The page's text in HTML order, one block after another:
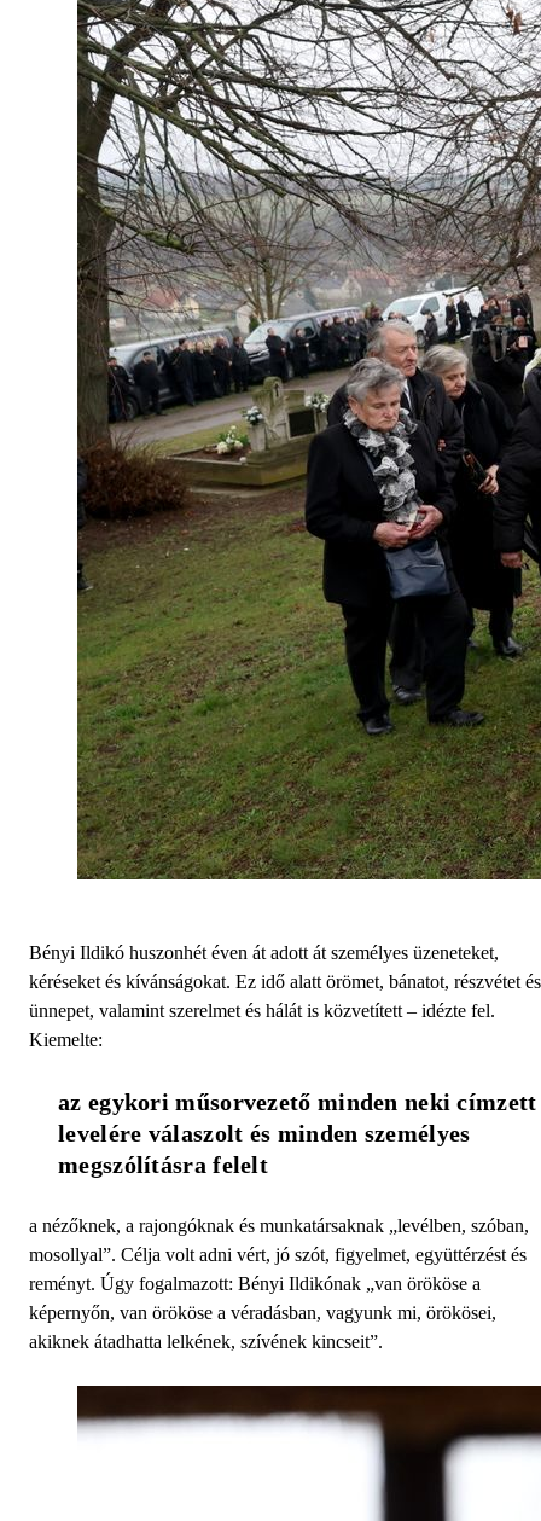
Bényi Ildikó huszonhét éven át adott át személyes üzeneteket,
kéréseket és kívánságokat. Ez idő alatt örömet, bánatot, részvétet és
ünnepet, valamint szerelmet és hálát is közvetített – idézte fel.
Kiemelte:
az egykori műsorvezető minden neki címzett
levelére válaszolt és minden személyes
megszólításra felelt
a nézőknek, a rajongóknak és munkatársaknak „levélben, szóban,
mosollyal”. Célja volt adni vért, jó szót, figyelmet, együttérzést és
reményt. Úgy fogalmazott: Bényi Ildikónak „van örököse a
képernyőn, van örököse a véradásban, vagyunk mi, örökösei,
akiknek átadhatta lelkének, szívének kincseit”.